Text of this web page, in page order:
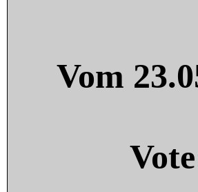
Vom